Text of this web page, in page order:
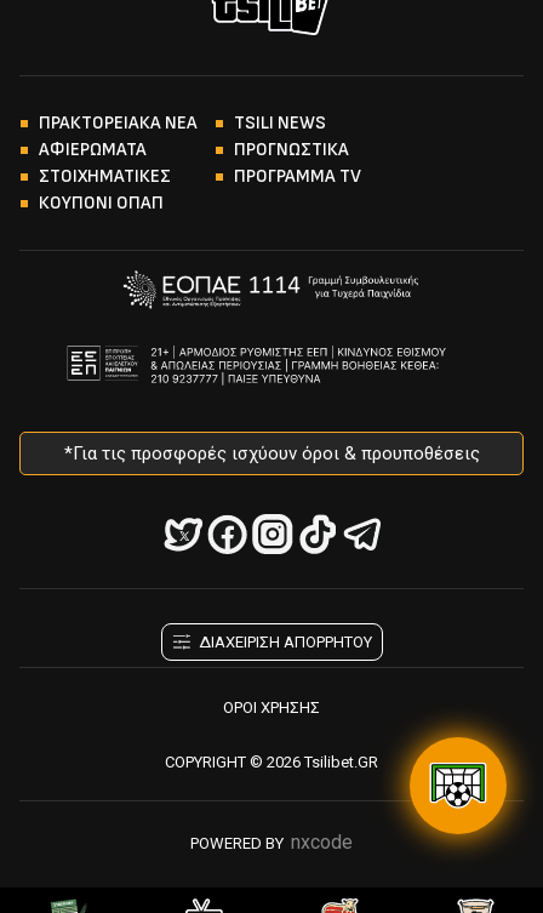
ΠΡΑΚΤΟΡΕΙΑΚΑ ΝΕΑ
TSILI NEWS
ΑΦΙΕΡΩΜΑΤΑ
ΠΡΟΓΝΩΣΤΙΚΑ
ΣΤΟΙΧΗΜΑΤΙΚΕΣ
ΠΡΟΓΡΑΜΜΑ TV
ΚΟΥΠΟΝΙ ΟΠΑΠ
*Για τις προσφορές ισχύουν όροι & προυποθέσεις
ΔΙΑΧΕΙΡΙΣΗ ΑΠΟΡΡΗΤΟΥ
ΟΡΟΙ ΧΡΗΣΗΣ
POWERED BY nxcode
COPYRIGHT © 2026 Tsilibet.GR